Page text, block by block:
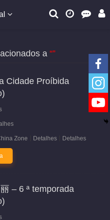
a “”
Cidade Proíbida
Zone Detalhes Detalhes
– 6 ª temporada